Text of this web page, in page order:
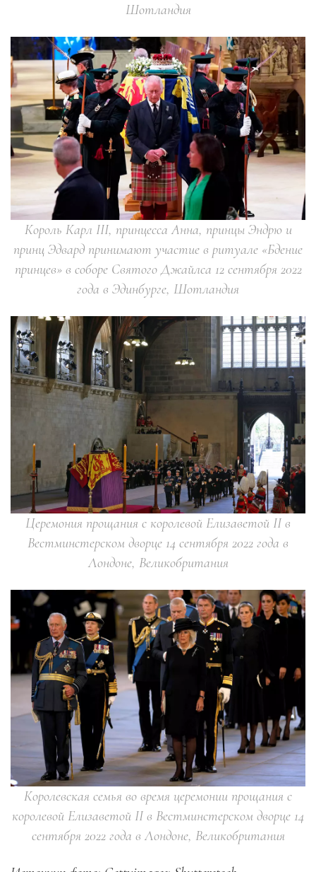
Шотландия
Король Карл III, принцесса Анна, принцы Эндрю и
принц Эдвард принимают участие в ритуале «Бдение
принцев» в соборе Святого Джайлса 12 сентября 2022
года в Эдинбурге, Шотландия
Церемония прощания с королевой Елизаветой II в
Вестминстерском дворце 14 сентября 2022 года в
Лондоне, Великобритания
Королевская семья во время церемонии прощания с
королевой Елизаветой II в Вестминстерском дворце 14
сентября 2022 года в Лондоне, Великобритания